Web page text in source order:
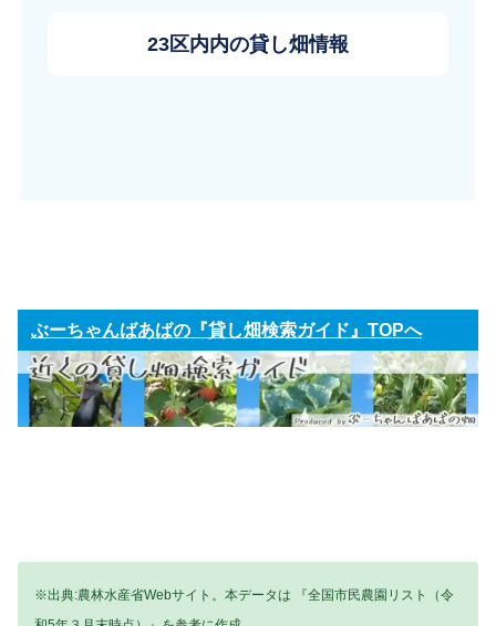
23区内内の貸し畑情報
ぶーちゃんばあばの『貸し畑検索ガイド』TOPへ
※出典:農林水産省Webサイト。本データは 『全国市民農園リスト（令